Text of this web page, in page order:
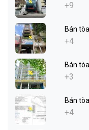
+9
Bán
+4
Bán
+3
Bán
+4